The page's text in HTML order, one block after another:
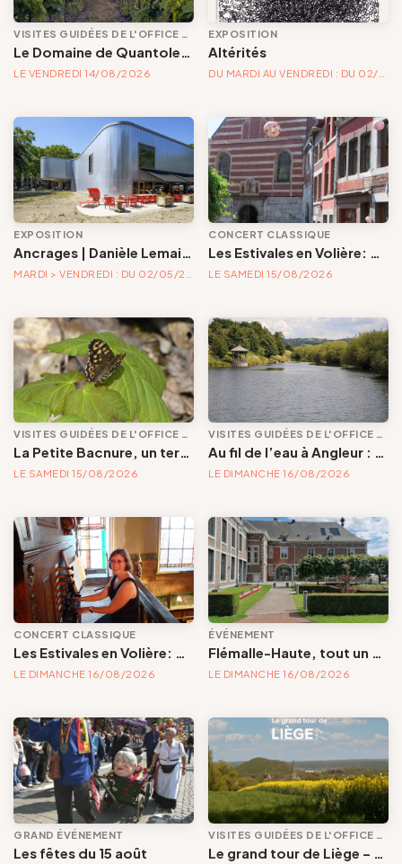
VISITES GUIDÉES DE L'OFFICE DE TOURISME
Le Domaine de Quantole, de la vigne au bouchon
LE VENDREDI 14/08/2026
EXPOSITION
Altérités
EXPOSITION CONCERT CLASSIQUE
LE SAMEDI 15/08/2026
VISITES GUIDÉES DE L'OFFICE DE TOURISME
La Petite Bacnure, un terril remarquable à plus d'un titre
LE SAMEDI 15/08/2026
VISITES GUIDÉES DE L'OFFICE DE TOURISME
Au fil de l’eau à Angleur : entre nature sauvage et passé industriel
LE DIMANCHE 16/08/2026
CONCERT CLASSIQUE
Les Estivales en Volière: concert d'orgue | « Orgue en Volière » , les 3e dimanches du mois (été) audition d’orgue (accès libre)
LE DIMANCHE 16/08/2026
ÉVÉNEMENT
Flémalle-Haute, tout un patrimoine à découvrir
LE DIMANCHE 16/08/2026
GRAND ÉVÉNEMENT
Les fêtes du 15 août
VISITES GUIDÉES DE L'OFFICE DE TOURISME
Le grand tour de Liège – étape 1 – De Naimette à Bernalmont, entre parcs et terrils